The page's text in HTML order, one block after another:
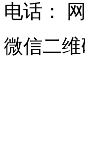
电话：
微信二维